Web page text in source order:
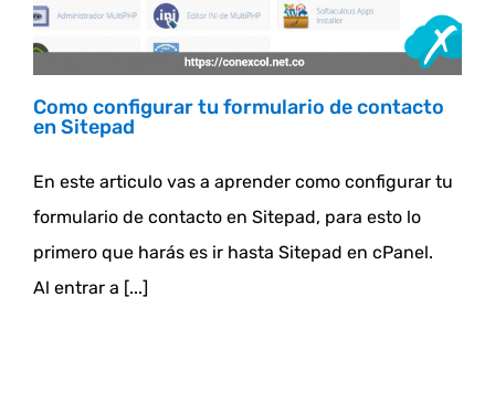
Como configurar tu formulario de contacto
en Sitepad
En este articulo vas a aprender como configurar tu
formulario de contacto en Sitepad, para esto lo
primero que harás es ir hasta Sitepad en cPanel.
Al entrar a [...]